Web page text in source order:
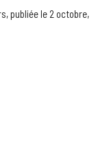
publiée le 2 octobre,